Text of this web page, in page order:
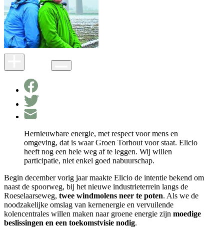
Hernieuwbare energie, met respect voor mens en
omgeving, dat is waar Groen Torhout voor staat. Elicio
heeft nog een hele weg af te leggen. Wij willen
participatie, niet enkel goed nabuurschap.
Begin december vorig jaar maakte Elicio de intentie bekend om
naast de spoorweg, bij het nieuwe industrieterrein langs de
Roeselaarseweg, twee windmolens neer te poten. Als we de
noodzakelijke omslag van kernenergie en vervuilende
kolencentrales willen maken naar groene energie zijn moedige
beslissingen en een toekomstvisie nodig.